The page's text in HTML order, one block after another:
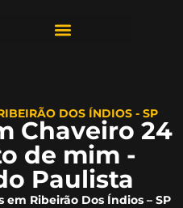
DOS ÍNDIOS - SP
Chaveiro 24
de mim -
Paulista
em Ribeirão Dos Índios – SP